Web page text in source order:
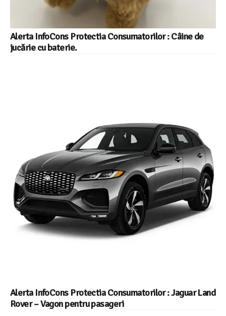
Alerta InfoCons Protectia Consumatorilor : Câine de
jucărie cu baterie.
Alerta InfoCons Protectia Consumatorilor : Jaguar Land
Rover – Vagon pentru pasageri